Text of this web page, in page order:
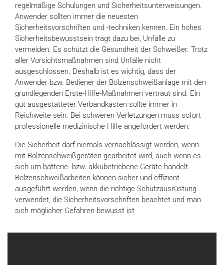
regelmäßige Schulungen und Sicherheitsunterweisungen.
Anwender sollten immer die neuesten
Sicherheitsvorschriften und -techniken kennen. Ein hohes
Sicherheitsbewusstsein trägt dazu bei, Unfälle zu
vermeiden. Es schützt die Gesundheit der Schweißer. Trotz
aller Vorsichtsmaßnahmen sind Unfälle nicht
ausgeschlossen. Deshalb ist es wichtig, dass der
Anwender bzw. Bediener der Bolzenschweißanlage mit den
grundlegenden Erste-Hilfe-Maßnahmen vertraut sind. Ein
gut ausgestatteter Verbandkasten sollte immer in
Reichweite sein. Bei schweren Verletzungen muss sofort
professionelle medizinische Hilfe angefordert werden.
Die Sicherheit darf niemals vernachlässigt werden, wenn
mit Bolzenschweißgeräten gearbeitet wird, auch wenn es
sich um batterie- bzw. akkubetriebene Geräte handelt.
Bolzenschweißarbeiten können sicher und effizient
ausgeführt werden, wenn die richtige Schutzausrüstung
verwendet, die Sicherheitsvorschriften beachtet und man
sich möglicher Gefahren bewusst ist